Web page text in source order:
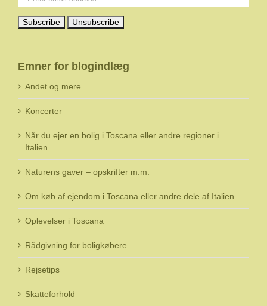
Emner for blogindlæg
Andet og mere
Koncerter
Når du ejer en bolig i Toscana eller andre regioner i
Italien
Naturens gaver – opskrifter m.m.
Om køb af ejendom i Toscana eller andre dele af Italien
Oplevelser i Toscana
Rådgivning for boligkøbere
Rejsetips
Skatteforhold